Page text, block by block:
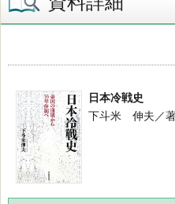
日本冷戦史
下斗米 伸夫／